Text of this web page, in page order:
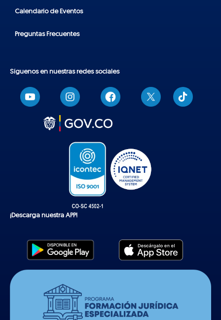
Calendario de Eventos
Preguntas Frecuentes
Síguenos en nuestras redes sociales
T
i
k
¡Descarga nuestra APP!